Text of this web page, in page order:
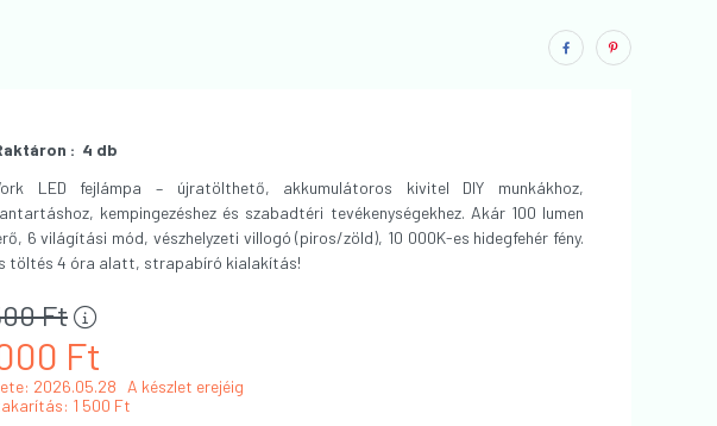
: 4 db
LED fejlámpa – újratölthető, akkumulátoros kivitel DIY munkákhoz,
kempingezéshez és szabadtéri tevékenységekhez. Akár 100 lumen
6 világítási mód, vészhelyzeti villogó (piros/zöld), 10 000K-es hidegfehér fény.
töltés 4 óra alatt, strapabíró kialakítás!
Ft
Ft
2026.05.28
A készlet erejéig
1 500 Ft